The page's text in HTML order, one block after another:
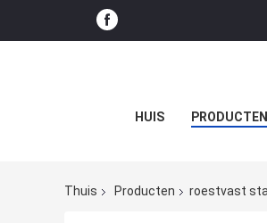
HUIS PRODUCTEN
Thuis Producten roestvast